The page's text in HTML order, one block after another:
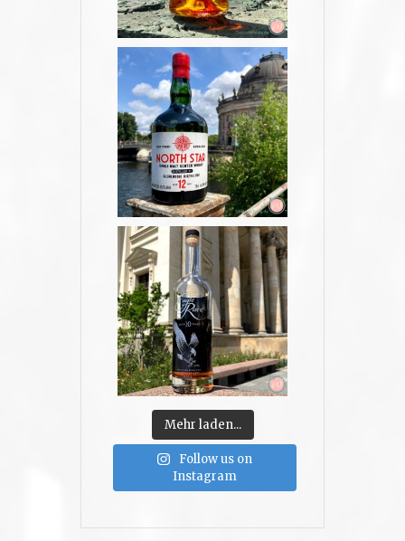
Mehr laden...
Follow us on
Instagram